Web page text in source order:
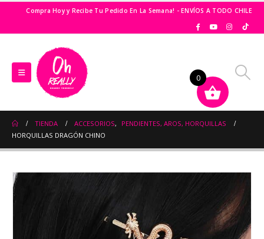
Compra Hoy y Recibe Tu Pedido En La Semana! - ENVÍOS A TODO CHILE
TIENDA ACCESORIOS,
PENDIENTES, AROS, HORQUILLAS
HORQUILLAS DRAGÓN CHINO
0